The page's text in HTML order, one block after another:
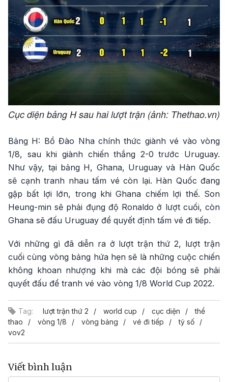
Cục diện bảng H sau hai lượt trận (ảnh: Thethao.vn)
Bảng H: Bồ Đào Nha chính thức giành vé vào vòng
1/8, sau khi giành chiến thắng 2-0 trước Uruguay.
Như vậy, tại bảng H, Ghana, Uruguay và Hàn Quốc
sẽ cạnh tranh nhau tấm vé còn lại. Hàn Quốc đang
gặp bất lợi lớn, trong khi Ghana chiếm lợi thế. Son
Heung-min sẽ phải đụng độ Ronaldo ở lượt cuối, còn
Ghana sẽ đấu Uruguay để quyết định tấm vé đi tiếp.
Với những gì đã diễn ra ở lượt trận thứ 2, lượt trận
cuối cùng vòng bảng hứa hẹn sẽ là những cuộc chiến
không khoan nhượng khi mà các đội bóng sẽ phải
quyết đấu để tranh vé vào vòng 1/8 World Cup 2022.
Tag: lượt trận thứ 2 world cup cục diện
thể
thao
vòng 1/8 vòng bảng vé đi tiếp
tỷ số
vov2
Viết bình luận